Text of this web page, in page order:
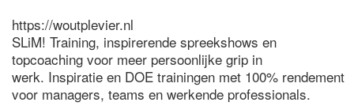
https://woutplevier.nl
SLiM! Training, inspirerende spreekshows en
topcoaching voor meer persoonlijke grip in
werk. Inspiratie en DOE trainingen met 100% rendement
voor managers, teams en werkende professionals.